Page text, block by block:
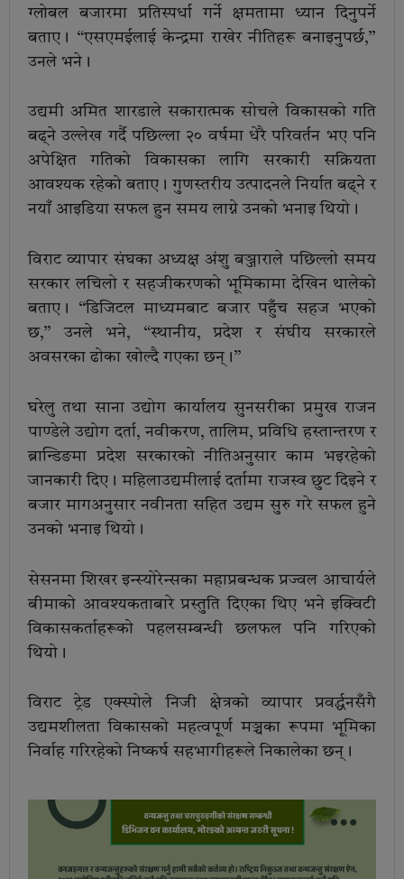
ग्लोबल बजारमा प्रतिस्पर्धा गर्ने क्षमतामा ध्यान दिनुपर्ने
बताए। “एसएमईलाई केन्द्रमा राखेर नीतिहरू बनाइनुपर्छ,”
उनले भने।
उद्यमी अमित शारडाले सकारात्मक सोचले विकासको गति
बढ्ने उल्लेख गर्दै पछिल्ला २० वर्षमा धेरै परिवर्तन भए पनि
अपेक्षित गतिको विकासका लागि सरकारी सक्रियता
आवश्यक रहेको बताए। गुणस्तरीय उत्पादनले निर्यात बढ्ने र
नयाँ आइडिया सफल हुन समय लाग्ने उनको भनाइ थियो।
विराट व्यापार संघका अध्यक्ष अंशु बञ्जाराले पछिल्लो समय
सरकार लचिलो र सहजीकरणको भूमिकामा देखिन थालेको
बताए। “डिजिटल माध्यमबाट बजार पहुँच सहज भएको
छ,” उनले भने, “स्थानीय, प्रदेश र संघीय सरकारले
अवसरका ढोका खोल्दै गएका छन्।”
घरेलु तथा साना उद्योग कार्यालय सुनसरीका प्रमुख राजन
पाण्डेले उद्योग दर्ता, नवीकरण, तालिम, प्रविधि हस्तान्तरण र
ब्रान्डिङमा प्रदेश सरकारको नीतिअनुसार काम भइरहेको
जानकारी दिए। महिलाउद्यमीलाई दर्तामा राजस्व छुट दिइने र
बजार मागअनुसार नवीनता सहित उद्यम सुरु गरे सफल हुने
उनको भनाइ थियो।
सेसनमा शिखर इन्स्योरेन्सका महाप्रबन्धक प्रज्वल आचार्यले
बीमाको आवश्यकताबारे प्रस्तुति दिएका थिए भने इक्विटी
विकासकर्ताहरूको पहलसम्बन्धी छलफल पनि गरिएको
थियो।
विराट ट्रेड एक्स्पोले निजी क्षेत्रको व्यापार प्रवर्द्धनसँगै
उद्यमशीलता विकासको महत्वपूर्ण मञ्चका रूपमा भूमिका
निर्वाह गरिरहेको निष्कर्ष सहभागीहरूले निकालेका छन्।